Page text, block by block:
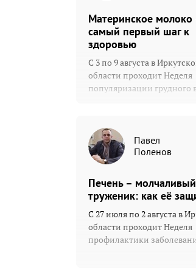
Материнское молоко
самый первый шаг к
здоровью
С 3 по 9 августа в
области проходит Неделя
популяризации грудного
Павел
Поленов
Печень – молчаливый
труженик: как её
С 27 июля по 2 августа в
области проходит Неделя
профилактики